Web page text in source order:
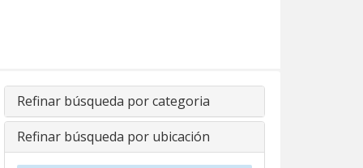
Refinar búsqueda por categoria
Refinar búsqueda por ubicación